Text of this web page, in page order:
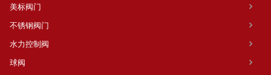
美标阀门
不锈钢阀门
水力控制阀
球阀